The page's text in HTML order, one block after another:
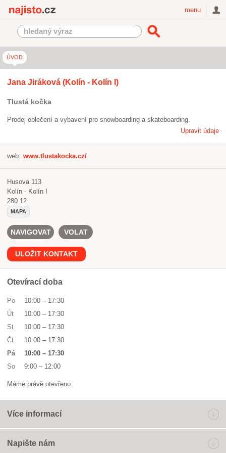
menu
ÚVOD
Jana Jiráková (Kolín - Kolín I)
Tlustá kočka
Prodej oblečení a vybavení pro snowboarding a skateboarding.
Upravit údaje
web: www.tlustakocka.cz/
Husova 113
Kolín - Kolín I
280 12
MAPA
NAVIGOVAT VOLAT
ULOŽIT KONTAKT
Otevírací doba
Po 10:00 – 17:30
Út
10:00 – 17:30
St
10:00 – 17:30
Čt
10:00 – 17:30
Pá
10:00 – 17:30
So
9:00 – 12:00
Máme právě otevřeno
Více informací
Napište nám